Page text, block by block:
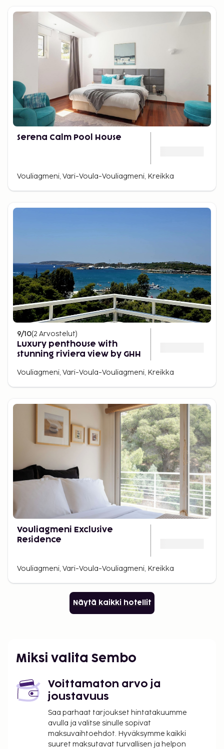
Serena Calm Pool House
Vouliagmeni, Vari-Voula-Vouliagmeni, Kreikka
9/10(2 Arvostelut)
Luxury penthouse with
stunning riviera view by GHH
Vouliagmeni, Vari-Voula-Vouliagmeni, Kreikka
Vouliagmeni Exclusive
Residence
Vouliagmeni, Vari-Voula-Vouliagmeni, Kreikka
Näytä kaikki hotellit
Miksi valita Sembo
Voittamaton arvo ja
joustavuus
Saa parhaat tarjoukset hintatakuumme
avulla ja valitse sinulle sopivat
maksuvaihtoehdot. Hyväksymme kaikki
suuret maksutavat turvallisen ja helpon